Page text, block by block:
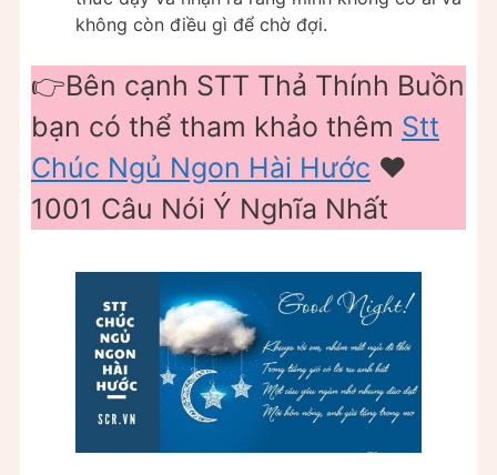
không còn điều gì để chờ đợi.
👉Bên cạnh STT Thả Thính Buồn
bạn có thể tham khảo thêm Stt
Chúc Ngủ Ngon Hài Hước ❤️
1001 Câu Nói Ý Nghĩa Nhất